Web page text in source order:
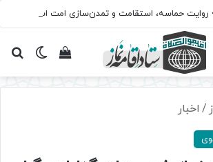
تغییرمشاهده
/ اخبار